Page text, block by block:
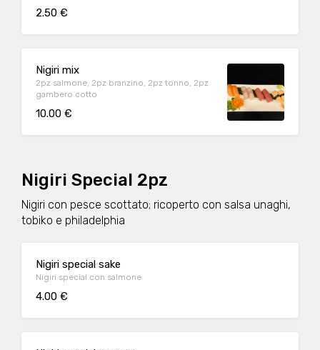
2.50 €
Nigiri mix
2pz salmone, 2pz branzino, 2pz tonno, 2pz
gambero cotto
10.00 €
Nigiri Special 2pz
Nigiri con pesce scottato; ricoperto con salsa unaghi,
tobiko e philadelphia
Nigiri special sake
Nigiri special con salmone
4.00 €